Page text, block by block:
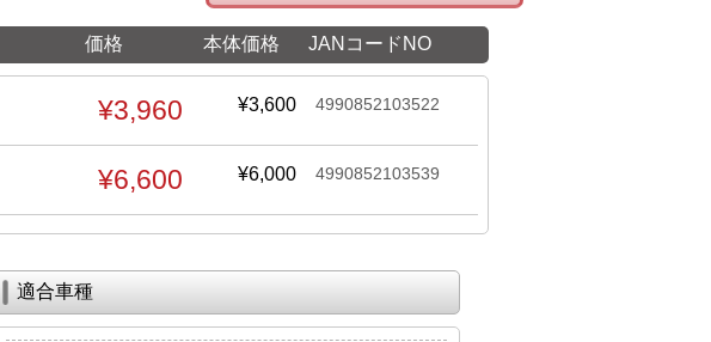
価格 本体価格 JANコードNO
¥3,960 ¥3,600 4990852103522
¥6,600 ¥6,000 4990852103539
適合車種